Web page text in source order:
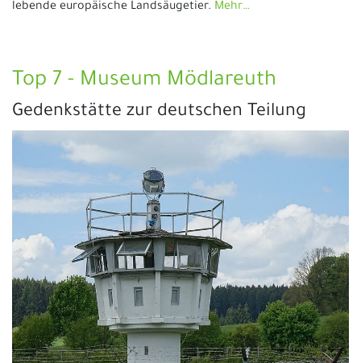
lebende europäische Landsäugetier. Mehr…
Top 7 - Museum Mödlareuth
Gedenkstätte zur deutschen Teilung